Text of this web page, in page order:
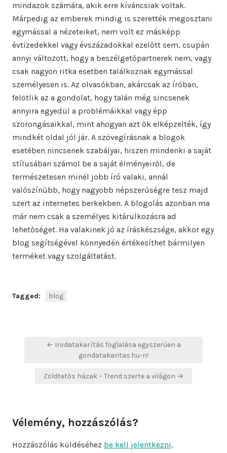
mindazok számára, akik erre kíváncsiak voltak.
Márpedig az emberek mindig is szerették megosztani
egymással a nézeteiket, nem volt ez másképp
évtizedekkel vagy évszázadokkal ezelőtt sem, csupán
annyi változott, hogy a beszélgetőpartnerek nem, vagy
csak nagyon ritka esetben találkoznak egymással
személyesen is. Az olvasókban, akárcsak az íróban,
felötlik az a gondolat, hogy talán még sincsenek
annyira egyedül a problémáikkal vagy épp
szorongásaikkal, mint ahogyan azt ők elképzelték, így
mindkét oldal jól jár. A szövegírásnak a blogok
esetében nincsenek szabályai, hiszen mindenki a saját
stílusában számol be a saját élményeiről, de
természetesen minél jobb író valaki, annál
valószínűbb, hogy nagyobb népszerűségre tesz majd
szert az internetes berkekben. A blogolás azonban ma
már nem csak a személyes kitárulkozásra ad
lehetőséget. Ha valakinek jó az íráskészsége, akkor egy
blog segítségével könnyedén értékesíthet bármilyen
terméket vagy szolgáltatást.
Tagged: blog
Bejegyzés
← Irodatakarítás foglalása egyszerűen a
gondatakaritas.hu-n!
Zöldtetős házak – Trend szerte a világon →
Vélemény, hozzászólás?
Hozzászólás küldéséhez be kell jelentkezni.